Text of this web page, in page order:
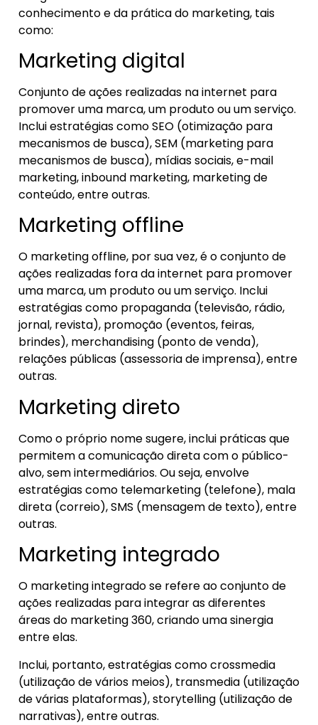
conhecimento e da prática do marketing, tais
como:
Marketing digital
Conjunto de ações realizadas na internet para
promover uma marca, um produto ou um serviço.
Inclui estratégias como SEO (otimização para
mecanismos de busca), SEM (marketing para
mecanismos de busca), mídias sociais, e-mail
marketing, inbound marketing, marketing de
conteúdo, entre outras.
Marketing offline
O marketing offline, por sua vez, é o conjunto de
ações realizadas fora da internet para promover
uma marca, um produto ou um serviço. Inclui
estratégias como propaganda (televisão, rádio,
jornal, revista), promoção (eventos, feiras,
brindes), merchandising (ponto de venda),
relações públicas (assessoria de imprensa), entre
outras.
Marketing direto
Como o próprio nome sugere, inclui práticas que
permitem a comunicação direta com o público-
alvo, sem intermediários. Ou seja, envolve
estratégias como telemarketing (telefone), mala
direta (correio), SMS (mensagem de texto), entre
outras.
Marketing integrado
O marketing integrado se refere ao conjunto de
ações realizadas para integrar as diferentes
áreas do marketing 360, criando uma sinergia
entre elas.
Inclui, portanto, estratégias como crossmedia
(utilização de vários meios), transmedia (utilização
de várias plataformas), storytelling (utilização de
narrativas), entre outras.